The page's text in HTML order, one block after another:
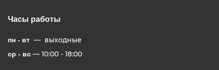
Часы работы
пн - вт — выходные
ср - вс — 10:00 - 18:00